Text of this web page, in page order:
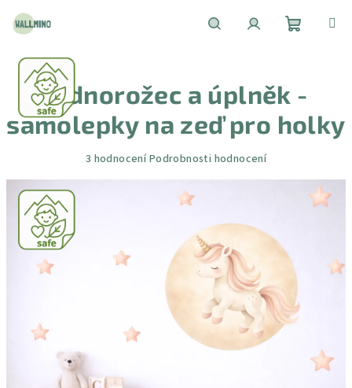
obsah
košík
Jednorožec a úplněk -
samolepky na zeď pro holky
Průměrné
hvězdiček.
3 hodnoceníPodrobnosti hodnocení